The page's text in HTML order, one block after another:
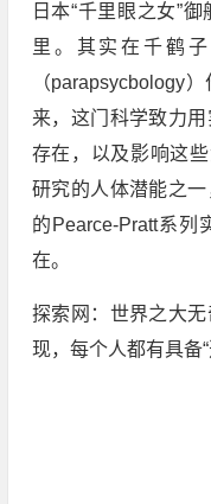
日本“千里眼之女”
里。其实在千鹤
（parapsycbology
来，这门科学致力
存在，以及影响这
研究的人体潜能之
的Pearce-Pratt系列
在。
探索网：世界之大
现，每个人都有具备“